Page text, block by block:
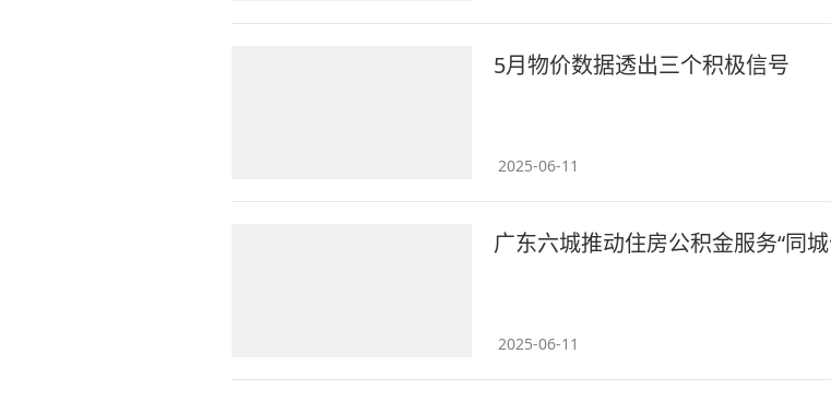
5月物价数据透出三个积极信号
2025-06-11
广东六城推动住房公积金服务“同城
2025-06-11